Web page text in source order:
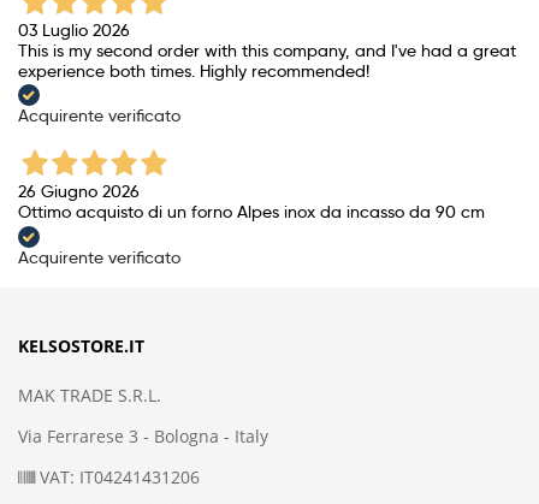
03 Luglio 2026
This is my second order with this company, and I've had a great
experience both times. Highly recommended!
Acquirente verificato
26 Giugno 2026
Ottimo acquisto di un forno Alpes inox da incasso da 90 cm
Acquirente verificato
KELSOSTORE.IT
MAK TRADE S.R.L.
Via Ferrarese 3 - Bologna - Italy
VAT: IT04241431206